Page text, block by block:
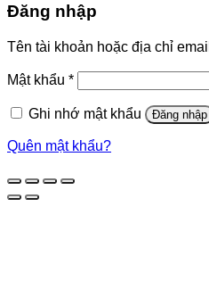
Đăng nhập
Tên tài khoản hoặc địa chỉ email
Mật khẩu *Bắt
buộc
Ghi nhớ mật khẩu
Đăng nhập
Quên mật khẩu?